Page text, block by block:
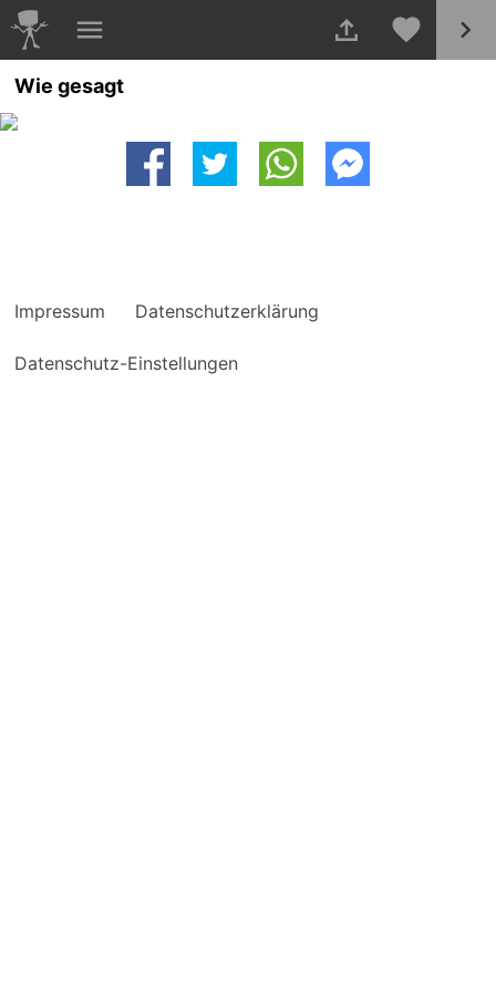
Wie gesagt
Impressum Datenschutzerklärung
Datenschutz-Einstellungen